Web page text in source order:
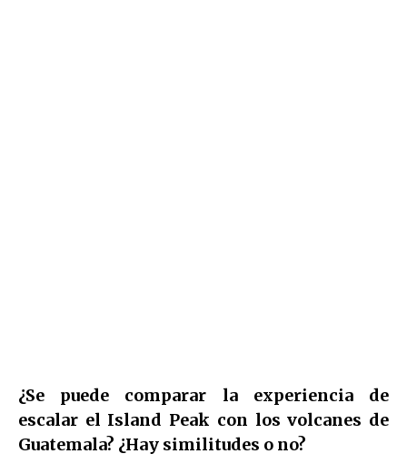
¿Se puede comparar la experiencia de
escalar el Island Peak con los volcanes de
Guatemala? ¿Hay similitudes o no?